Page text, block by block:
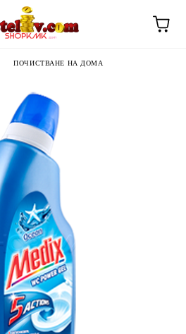
ПОЧИСТВАНЕ НА ДОМА